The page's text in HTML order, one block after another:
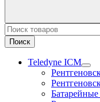
Поиск
Teledyne ICM